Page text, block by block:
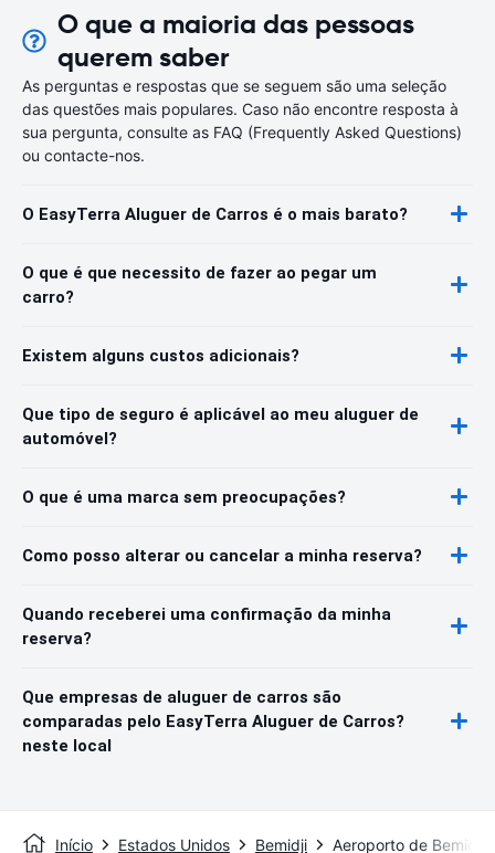
O que a maioria das pessoas
querem saber
As perguntas e respostas que se seguem são uma seleção
das questões mais populares. Caso não encontre resposta à
sua pergunta, consulte as FAQ (Frequently Asked Questions)
ou contacte-nos.
O EasyTerra Aluguer de Carros é o mais barato?
O que é que necessito de fazer ao pegar um
carro?
Existem alguns custos adicionais?
Que tipo de seguro é aplicável ao meu aluguer de
automóvel?
O que é uma marca sem preocupações?
Como posso alterar ou cancelar a minha reserva?
Quando receberei uma confirmação da minha
reserva?
Que empresas de aluguer de carros são
comparadas pelo EasyTerra Aluguer de Carros?
neste local
Início Estados Unidos Bemidji Aeroporto de Bemidji